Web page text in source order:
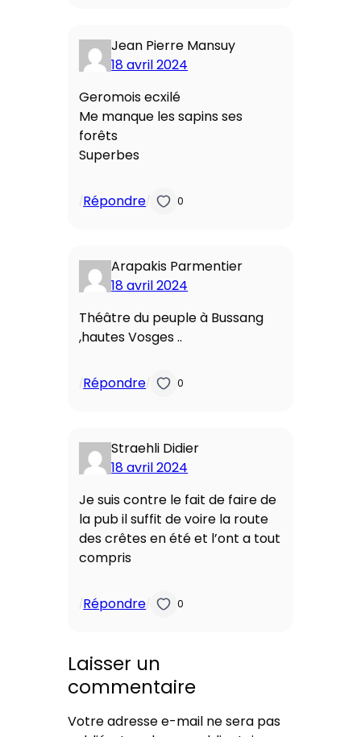
Jean Pierre Mansuy
18 avril 2024
Geromois ecxilé
Me manque les sapins ses
forêts
Superbes
/Répondre/ 0
Arapakis Parmentier
18 avril 2024
Théâtre du peuple à Bussang
,hautes Vosges ..
/Répondre/ 0
Straehli Didier
18 avril 2024
Je suis contre le fait de faire de
la pub il suffit de voire la route
des crêtes en été et l’ont a tout
compris
/Répondre/ 0
Laisser un
commentaire
Votre adresse e-mail ne sera pas